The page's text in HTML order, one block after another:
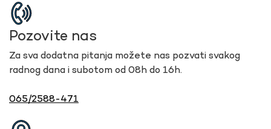
Pozovite nas
Za sva dodatna pitanja možete nas pozvati svakog
radnog dana i subotom od 08h do 16h.
065/2588-471